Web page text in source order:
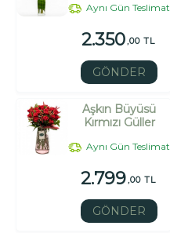
Aynı Gün Teslimat
2.350,00 TL
GÖNDER
Aşkın Büyüsü
Kırmızı Güller
Aynı Gün Teslimat
2.799,00 TL
GÖNDER